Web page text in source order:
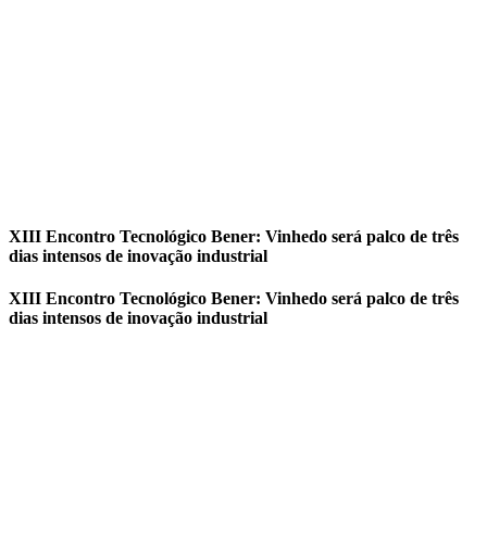
XIII Encontro Tecnológico Bener: Vinhedo será palco de três
dias intensos de inovação industrial
XIII Encontro Tecnológico Bener: Vinhedo será palco de três
dias intensos de inovação industrial